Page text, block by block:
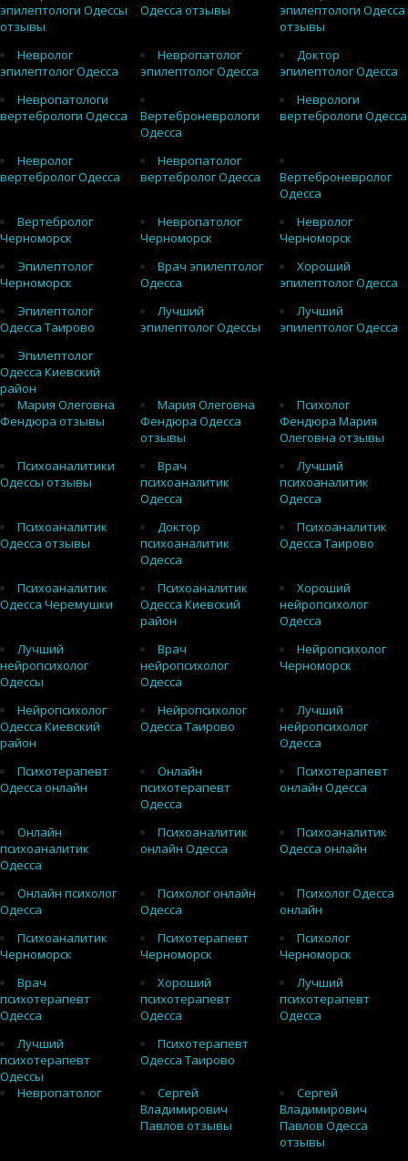
эпилептологи Одессы
отзывы
Одесса отзывы
эпилептологи Одесса
отзывы
Невролог
эпилептолог Одесса
Невропатолог
эпилептолог Одесса
Доктор
эпилептолог Одесса
Невропатологи
вертебрологи Одесса
Вертеброневрологи
Одесса
Неврологи
вертебрологи Одесса
Невролог
вертебролог Одесса
Невропатолог
вертебролог Одесса
Вертеброневролог
Одесса
Вертебролог
Черноморск
Невропатолог
Черноморск
Невролог
Черноморск
Эпилептолог
Черноморск
Врач эпилептолог
Одесса
Хороший
эпилептолог Одесса
Эпилептолог
Одесса Таирово
Лучший
эпилептолог Одессы
Лучший
эпилептолог Одесса
Эпилептолог
Одесса Киевский
район
Мария Олеговна
Фендюра отзывы
Мария Олеговна
Фендюра Одесса
отзывы
Психолог
Фендюра Мария
Олеговна отзывы
Психоаналитики
Одессы отзывы
Врач
психоаналитик
Одесса
Лучший
психоаналитик
Одесса
Психоаналитик
Одесса отзывы
Доктор
психоаналитик
Одесса
Психоаналитик
Одесса Таирово
Психоаналитик
Одесса Черемушки
Психоаналитик
Одесса Киевский
район
Хороший
нейропсихолог
Одесса
Лучший
нейропсихолог
Одессы
Врач
нейропсихолог
Одесса
Нейропсихолог
Черноморск
Нейропсихолог
Одесса Киевский
район
Нейропсихолог
Одесса Таирово
Лучший
нейропсихолог
Одесса
Психотерапевт
Одесса онлайн
Онлайн
психотерапевт
Одесса
Психотерапевт
онлайн Одесса
Онлайн
психоаналитик
Одесса
Психоаналитик
онлайн Одесса
Психоаналитик
Одесса онлайн
Онлайн психолог
Одесса
Психолог онлайн
Одесса
Психолог Одесса
онлайн
Психоаналитик
Черноморск
Психотерапевт
Черноморск
Психолог
Черноморск
Врач
психотерапевт
Одесса
Хороший
психотерапевт
Одесса
Лучший
психотерапевт
Одесса
Лучший
психотерапевт
Одессы
Психотерапевт
Одесса Таирово
Невропатолог
Сергей
Владимирович
Павлов отзывы
Сергей
Владимирович
Павлов Одесса
отзывы